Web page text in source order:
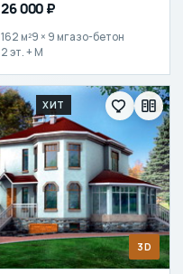
26 000 ₽
162 м²9 × 9 мгазо-бетон
2 эт. + М
3D
ХИТ